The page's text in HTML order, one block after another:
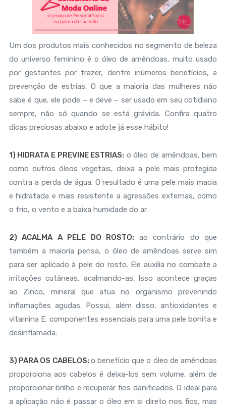
Um dos produtos mais conhecidos no segmento de beleza
do universo feminino é o óleo de amêndoas, muito usado
por gestantes por trazer, dentre inúmeros benefícios, a
prevenção de estrias. O que a maioria das mulheres não
sabe é que, ele pode – e deve – ser usado em seu cotidiano
sempre, não só quando se está grávida. Confira quatro
dicas preciosas abaixo e adote já esse hábito!
1) HIDRATA E PREVINE ESTRIAS: o óleo de amêndoas, bem
como outros óleos vegetais, deixa a pele mais protegida
contra a perda de água. O resultado é uma pele mais macia
e hidratada e mais resistente a agressões externas, como
o frio, o vento e a baixa humidade do ar.
2) ACALMA A PELE DO ROSTO: ao contrário do que
também a maioria pensa, o óleo de amêndoas serve sim
para ser aplicado à pele do rosto. Ele auxilia no combate a
irritações cutâneas, acalmando-as. Isso acontece graças
ao Zinco, mineral que atua no organismo prevenindo
inflamações agudas. Possui, além disso, antioxidantes e
vitamina E, componentes essenciais para uma pele bonita e
desinflamada.
3) PARA OS CABELOS: o benefício que o óleo de amêndoas
proporciona aos cabelos é deixa-los sem volume, além de
proporcionar brilho e recuperar fios danificados. O ideal para
a aplicação não é passar o óleo em si direto nos fios, mas